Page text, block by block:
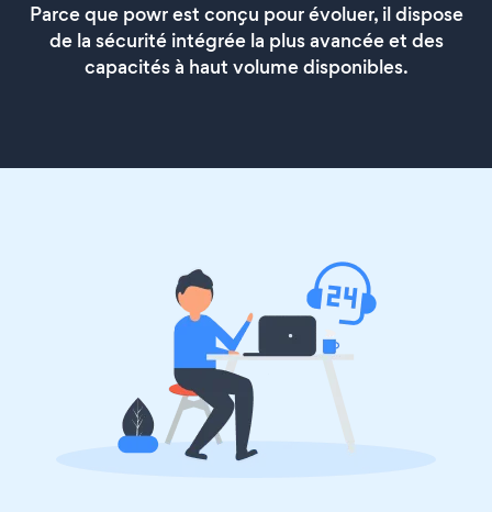
Parce que powr est conçu pour évoluer, il dispose
de la sécurité intégrée la plus avancée et des
capacités à haut volume disponibles.